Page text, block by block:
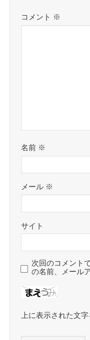
コメント ※
名前 ※
メール ※
サイト
次回のコメント
の名前、メール
上に表示された文字